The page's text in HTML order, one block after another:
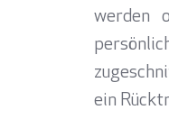
werden
ein